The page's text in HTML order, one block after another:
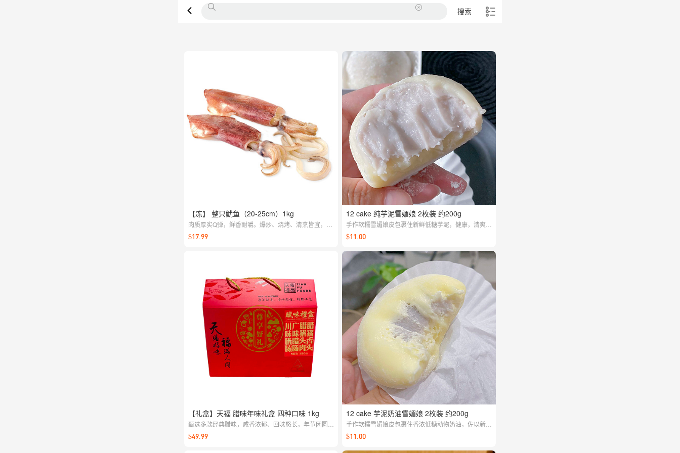
搜索
【冻】 整只鱿鱼（20-25cm）1kg
肉质厚实Q弹，鲜香耐嚼。爆炒、烧烤、清烹皆宜，搭
配蒜香、黑椒或孜然都很出彩，轻松做出人气夜市风
味。
$17.99
【礼盒】天福 腊味年味礼盒 四种口味 1kg
甄选多款经典腊味，咸香浓郁、回味悠长，年节团圆或
走亲访友的体面礼。
$49.99
12 cake 纯芋泥雪媚娘 2枚装 约200g
手作软糯雪媚娘皮包裹住新鲜低糖芋泥，健康，清爽，
满足 【每周一至周五，16:00截单，周二至周六配送】
$11.00
12 cake 芋泥奶油雪媚娘 2枚装 约200g
手作软糯雪媚娘皮包裹住香浓低糖动物奶油，佐以新鲜
芋泥，健康，清爽，满足 【每周一至周五，16:00截
单，周二至周六配送】
$11.00